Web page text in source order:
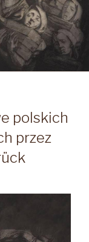
polskich
przez